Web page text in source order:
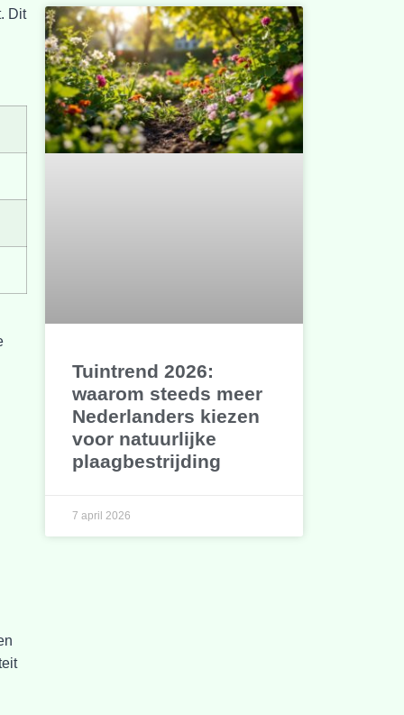
Tuintrend 2026:
waarom steeds meer
Nederlanders kiezen
voor natuurlijke
plaagbestrijding
7 april 2026
Dit